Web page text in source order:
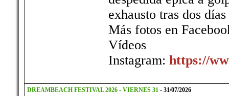
exhausto tras dos
Más fotos en
Instagram: https://
DREAMBEACH FESTIVAL 2026 - VIERNES 31- 31/07/2026